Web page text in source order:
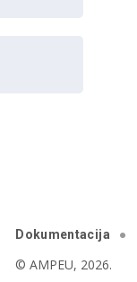
Dokumentacija
© AMPEU, 2026.